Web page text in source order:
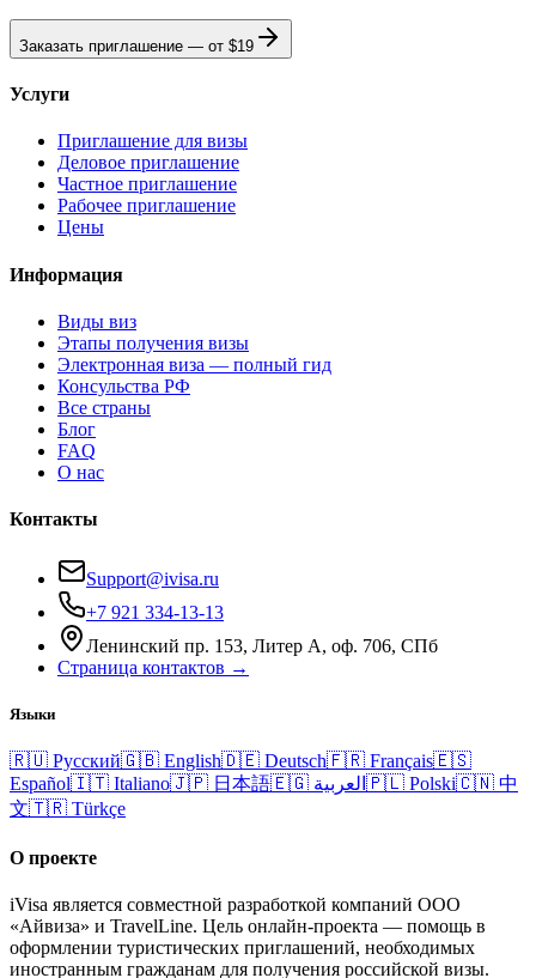
Заказать приглашение — от $19
Услуги
Приглашение для визы
Деловое приглашение
Частное приглашение
Рабочее приглашение
Цены
Информация
Виды виз
Этапы получения визы
Электронная виза — полный гид
Консульства РФ
Все страны
Блог
FAQ
О нас
Контакты
Support@ivisa.ru
+7 921 334-13-13
Ленинский пр. 153, Литер А, оф. 706, СПб
Страница контактов →
Языки
🇷🇺 Русский🇬🇧 English🇩🇪 Deutsch🇫🇷 Français🇪🇸
Español🇮🇹 Italiano🇯🇵 日本語🇪🇬 العربية 🇵🇱 Polski🇨🇳 中
文🇹🇷 Türkçe
О проекте
iVisa является совместной разработкой компаний ООО
«Айвиза» и TravelLine. Цель онлайн-проекта — помощь в
оформлении туристических приглашений, необходимых
иностранным гражданам для получения российской визы.